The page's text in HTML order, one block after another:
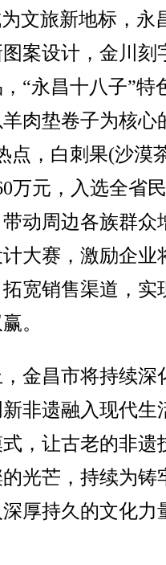
文旅新地标，永
案设计，金川刻
“永昌十八子”特
肉垫卷子为核心
点，白刺果(沙漠
万元，入选全省
动周边各族群众
大赛，激励企业
宽销售渠道，实
。
昌市将持续深
非遗融入现代生
，让古老的非遗
光芒，持续为铸
厚持久的文化力